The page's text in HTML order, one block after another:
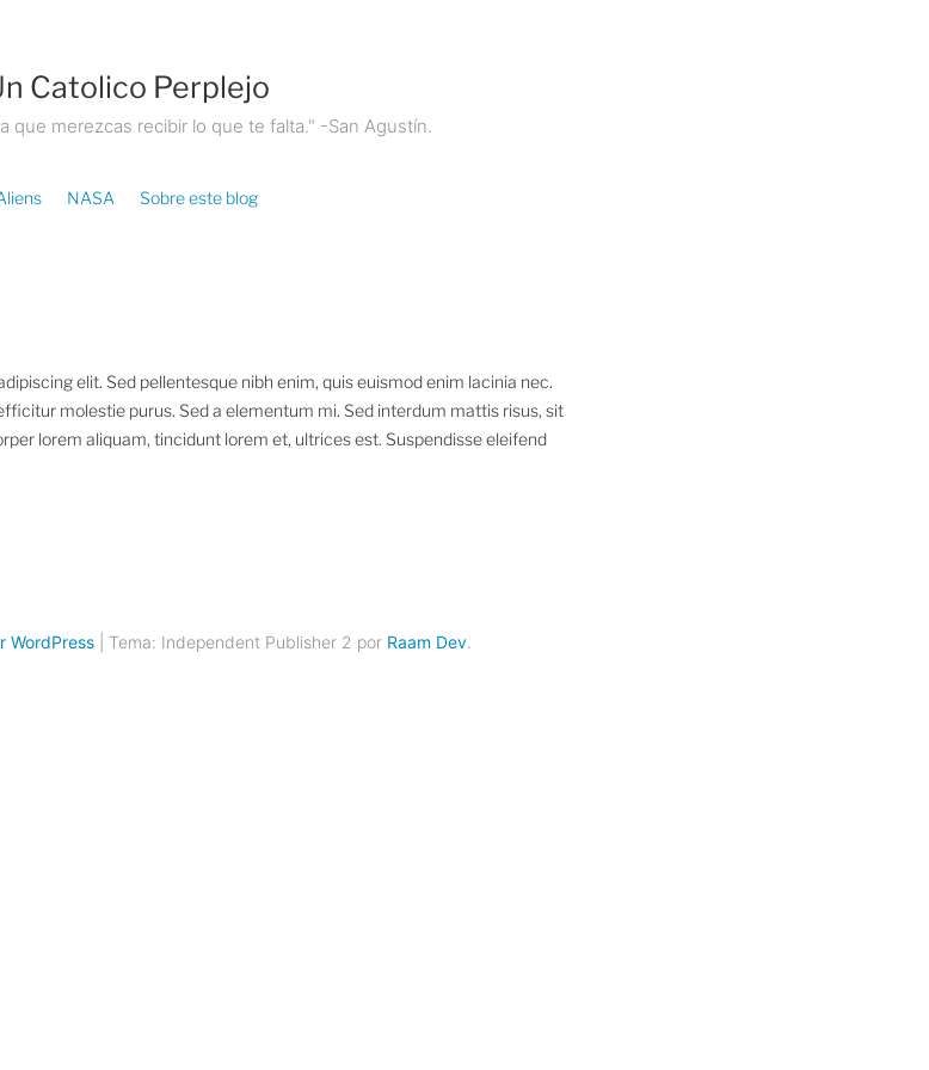
Catolico Perplejo
que merezcas recibir lo que te falta." -San Agustín.
NASA Sobre este blog
elit. Sed pellentesque nibh enim, quis euismod enim lacinia nec.
molestie purus. Sed a elementum mi. Sed interdum mattis risus, sit
lorem aliquam, tincidunt lorem et, ultrices est. Suspendisse eleifend
WordPress Tema: Independent Publisher 2 por Raam Dev.